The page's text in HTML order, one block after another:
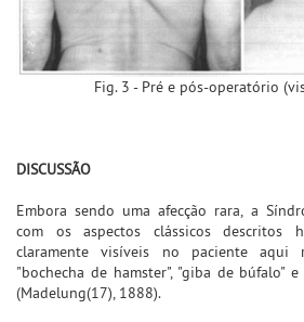
Fig. 3 - Pré e pós-operatório
DISCUSSÃO
Embora sendo uma afecção rara, a
com os aspectos clássicos descritos
claramente visíveis no paciente aqui
"bochecha de hamster", "giba de búfalo"
(Madelung(17), 1888).